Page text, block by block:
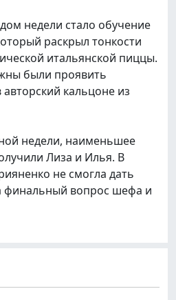
недели стало обучение
раскрыл тонкости
итальянской пиццы.
были проявить
авторский кальцоне из
недели, наименьшее
Лиза и Илья. В
не смогла дать
финальный вопрос шефа и